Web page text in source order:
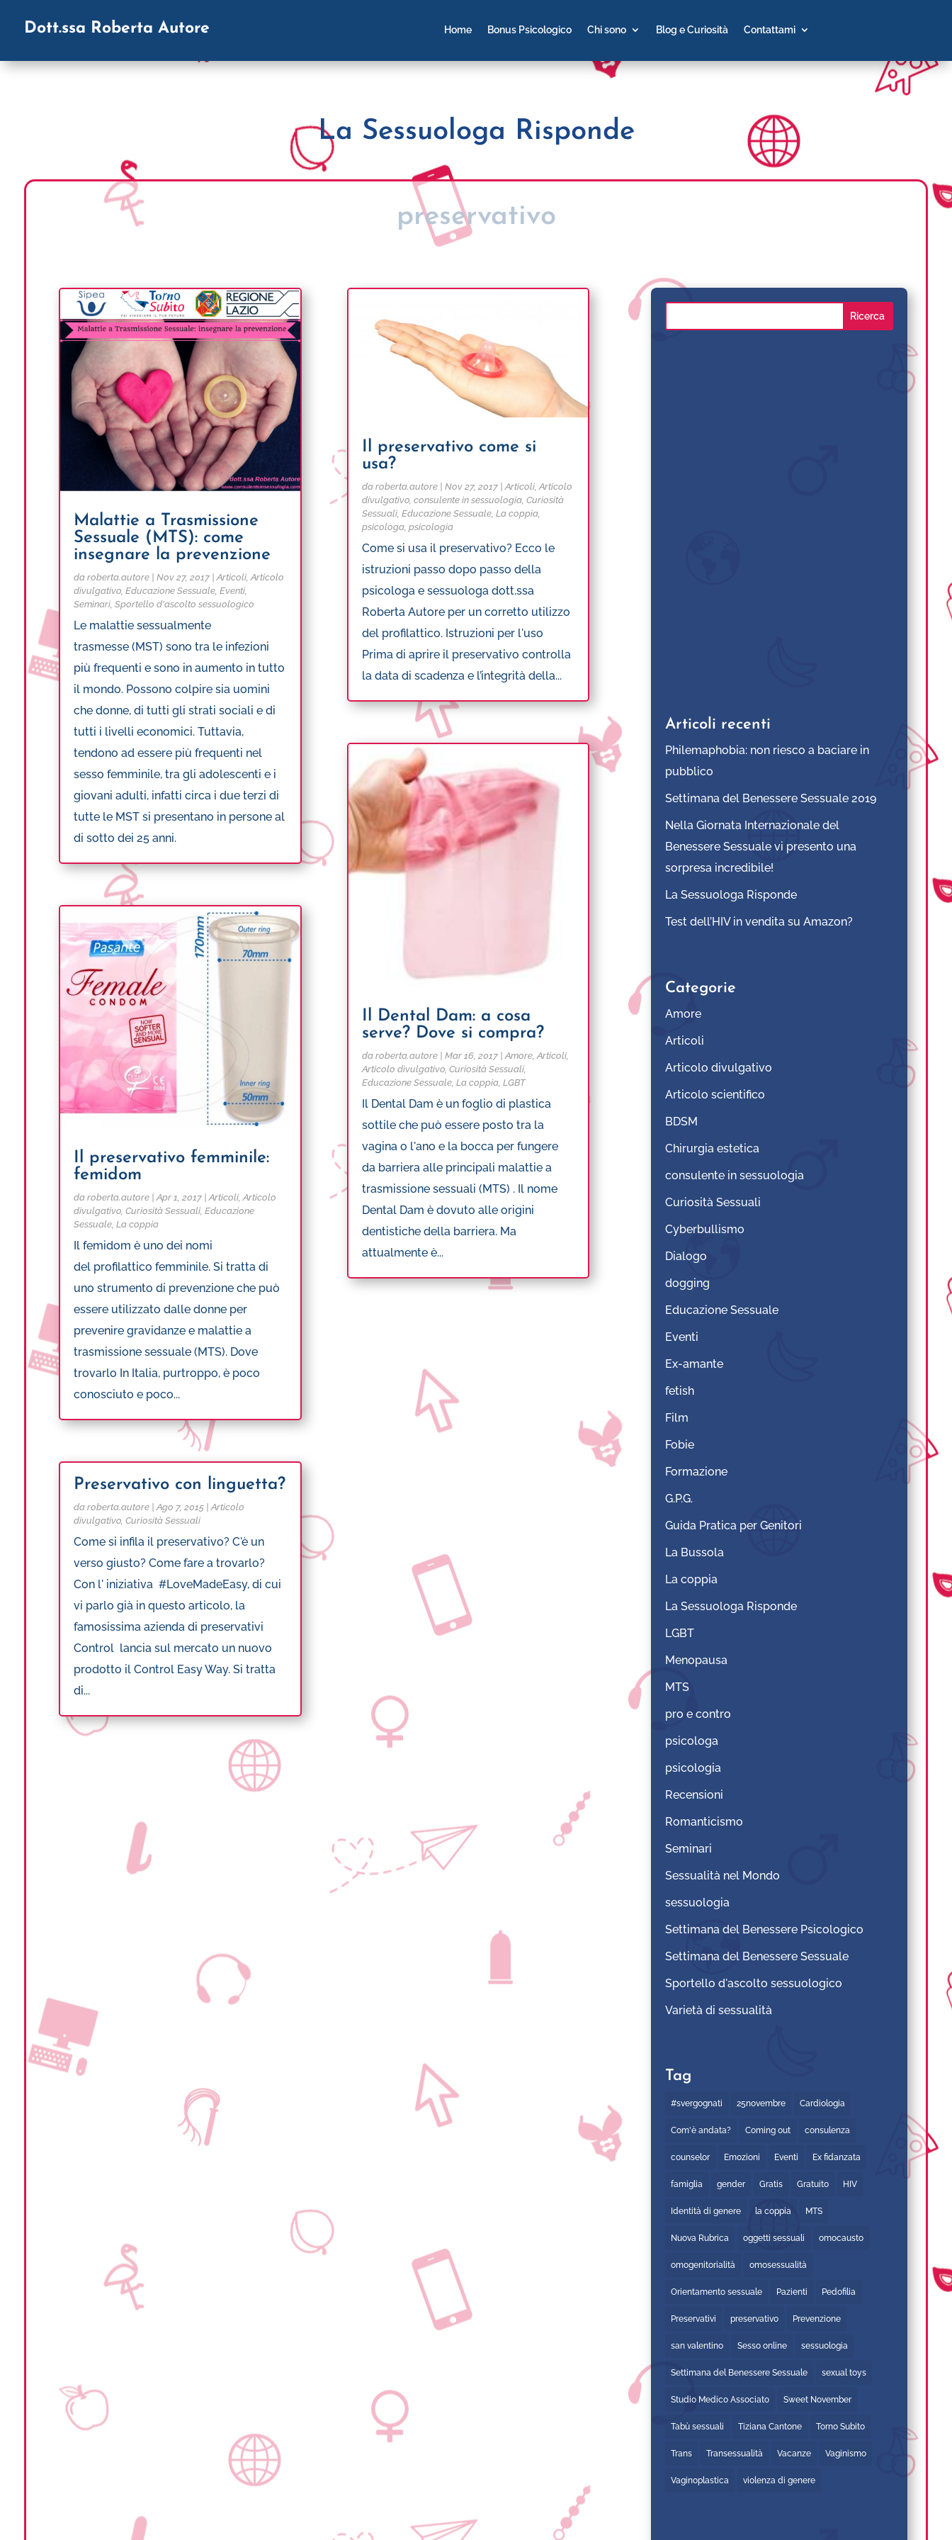
Dott.ssa Roberta Autore Home Bonus Psicologico Chi sono Blog e Curiosità Contattami
La Sessuologa Risponde
preservativo
Malattie a Trasmissione
Sessuale (MTS): come
insegnare la prevenzione
daroberta.autore |Nov 27, 2017 |Articoli ,Articolo
divulgativo ,Educazione Sessuale ,Eventi
Seminari ,Sportello d'ascolto sessuologico
Le malattie sessualmente
trasmesse (MST) sono tra le infezioni
più frequenti e sono in aumento in tutto
il mondo. Possono colpire sia uomini
che donne, di tutti gli strati sociali e di
tutti i livelli economici. Tuttavia,
tendono ad essere più frequenti nel
sesso femminile, tra gli adolescenti e i
giovani adulti, infatti circa i due terzi di
tutte le MST si presentano in persone al
di sotto dei 25 anni.
Il preservativo femminile:
femidom
daroberta.autore |Apr 1, 2017 |Articoli ,Articolo
divulgativo ,Curiosità Sessuali ,Educazione
Sessuale ,La coppia
Il femidom è uno dei nomi
del profilattico femminile. Si tratta di
uno strumento di prevenzione che può
essere utilizzato dalle donne per
prevenire gravidanze e malattie a
trasmissione sessuale (MTS). Dove
trovarlo In Italia, purtroppo, è poco
conosciuto e poco...
Preservativo con linguetta?
daroberta.autore |Ago 7, 2015 |Articolo
divulgativo,Curiosità Sessuali
Come si infila il preservativo? C'è un
verso giusto? Come fare a trovarlo?
Con l' iniziativa #LoveMadeEasy, di cui
vi parlo già in questo articolo, la
famosissima azienda di preservativi
Control lancia sul mercato un nuovo
prodotto il Control Easy Way. Si tratta
di...
Il preservativo come si
usa?
da roberta.autore| Nov 27, 2017| Articoli, Articolo
divulgativo, consulente in sessuologia, Curiosità
Sessuali, Educazione Sessuale, La coppia,
psicologa, psicologia
Come si usa il preservativo? Ecco le
istruzioni passo dopo passo della
psicologa e sessuologa dott.ssa
Roberta Autore per un corretto utilizzo
del profilattico. Istruzioni per l'uso
Prima di aprire il preservativo controlla
la data di scadenza e l’integrità della...
Il Dental Dam: a cosa
serve? Dove si compra?
da roberta.autore| Mar 16, 2017| Amore, Articoli,
Articolo divulgativo, Curiosità Sessuali,
Educazione Sessuale, La coppia, LGBT
Il Dental Dam è un foglio di plastica
sottile che può essere posto tra la
vagina o l'ano e la bocca per fungere
da barriera alle principali malattie a
trasmissione sessuali (MTS) . Il nome
Dental Dam è dovuto alle origini
dentistiche della barriera. Ma
attualmente è...
Articoli recenti
Philemaphobia: non riesco a baciare in
pubblico
Settimana del Benessere Sessuale 2019
Nella Giornata Internazionale del
Benessere Sessuale vi presento una
sorpresa incredibile!
La Sessuologa Risponde
Test dell’HIV in vendita su Amazon?
Categorie
Amore
Articoli
Articolo divulgativo
Articolo scientifico
BDSM
Chirurgia estetica
consulente in sessuologia
Curiosità Sessuali
Cyberbullismo
Dialogo
dogging
Educazione Sessuale
Eventi
Ex-amante
fetish
Film
Fobie
Formazione
G.P.G.
Guida Pratica per Genitori
La Bussola
La coppia
La Sessuologa Risponde
LGBT
Menopausa
MTS
pro e contro
psicologa
psicologia
Recensioni
Romanticismo
Seminari
Sessualità nel Mondo
sessuologia
Settimana del Benessere Psicologico
Settimana del Benessere Sessuale
Sportello d'ascolto sessuologico
Varietà di sessualità
Tag
#svergognati 25novembre Cardiologia
Com'è andata? Coming out consulenza
counselor Emozioni Eventi Ex fidanzata
famiglia gender Gratis Gratuito HIV
Identità di genere la coppia MTS
Nuova Rubrica oggetti sessuali omocausto
omogenitorialità omosessualità
Orientamento sessuale Pazienti Pedofilia
Preservativi preservativo Prevenzione
san valentino Sesso online sessuologia
Settimana del Benessere Sessuale sexual toys
Studio Medico Associato Sweet November
Tabù sessuali Tiziana Cantone Torno Subito
Trans Transessualità Vacanze Vaginismo
Vaginoplastica violenza di genere